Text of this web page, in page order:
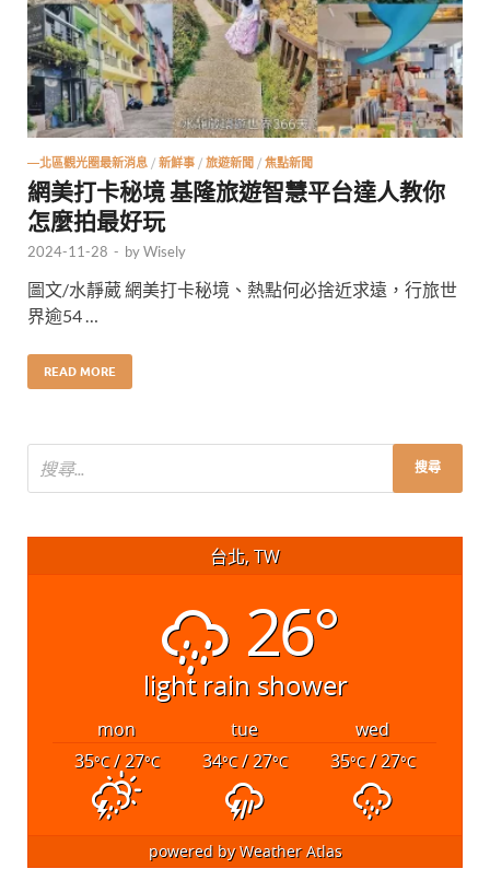
—北區觀光圈最新消息 / 新鮮事 / 旅遊新聞 / 焦點新聞
網美打卡秘境 基隆旅遊智慧平台達人教你
怎麼拍最好玩
2024-11-28 - byWisely
圖文/水靜葳 網美打卡秘境、熱點何必捨近求遠，行旅世
界逾54 …
READ MORE
台北, TW
26°
light rain shower
mon tue
wed
35°C/ 27°C 34°C/ 27°C 35°C/ 27°C
powered byWeather Atlas